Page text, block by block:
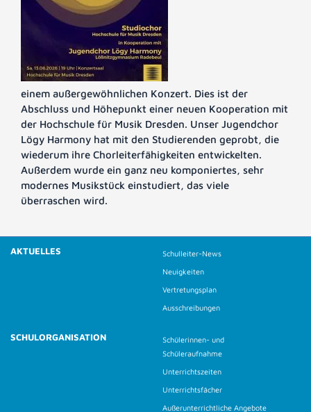
einem außergewöhnlichen Konzert. Dies ist der
Abschluss und Höhepunkt einer neuen Kooperation mit
der Hochschule für Musik Dresden. Unser Jugendchor
Lögy Harmony hat mit den Studierenden geprobt, die
wiederum ihre Chorleiterfähigkeiten entwickelten.
Außerdem wurde ein ganz neu komponiertes, sehr
modernes Musikstück einstudiert, das viele
überraschen wird.
AKTUELLES
Schulleiter-News
Neuigkeiten
Vertretungsplan
Ausschreibungen
SCHULORGANISATION
Schülerinnen- und
Schüleraufnahme
Unterrichtszeiten
Unterrichtsfächer
Außerunterrichtliche Angebote